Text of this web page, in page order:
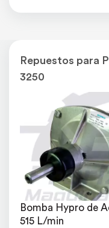
Repuestos para
3250
Bomba Hypro de
515 L/min